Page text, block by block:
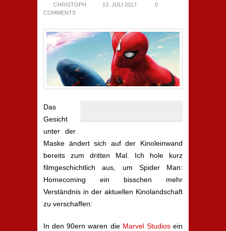
CHRISTOPH 13. JULI 2017
0
COMMENTS
Das
Gesicht
unter der
Maske ändert sich auf der Kinoleinwand
bereits zum dritten Mal. Ich hole kurz
filmgeschichtlich aus, um Spider Man:
Homecoming ein bisschen mehr
Verständnis in der aktuellen Kinolandschaft
zu verschaffen:
In den 90ern waren die Marvel Studiosein